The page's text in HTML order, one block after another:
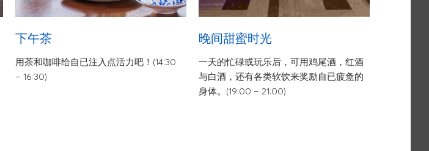
下午茶
用茶和咖啡给自已注入点活力吧！(14:30
– 16:30)
晚间甜蜜时光
一天的忙碌或玩乐后，可用鸡尾酒，红酒
与白酒，还有各类软饮来奖励自已疲惫的
身体。(19:00 – 21:00)